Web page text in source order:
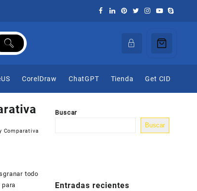
CorelDraw ChatGPT Tienda Get CID
Comparativa
todo
Buscar
Buscar
Entradas recientes